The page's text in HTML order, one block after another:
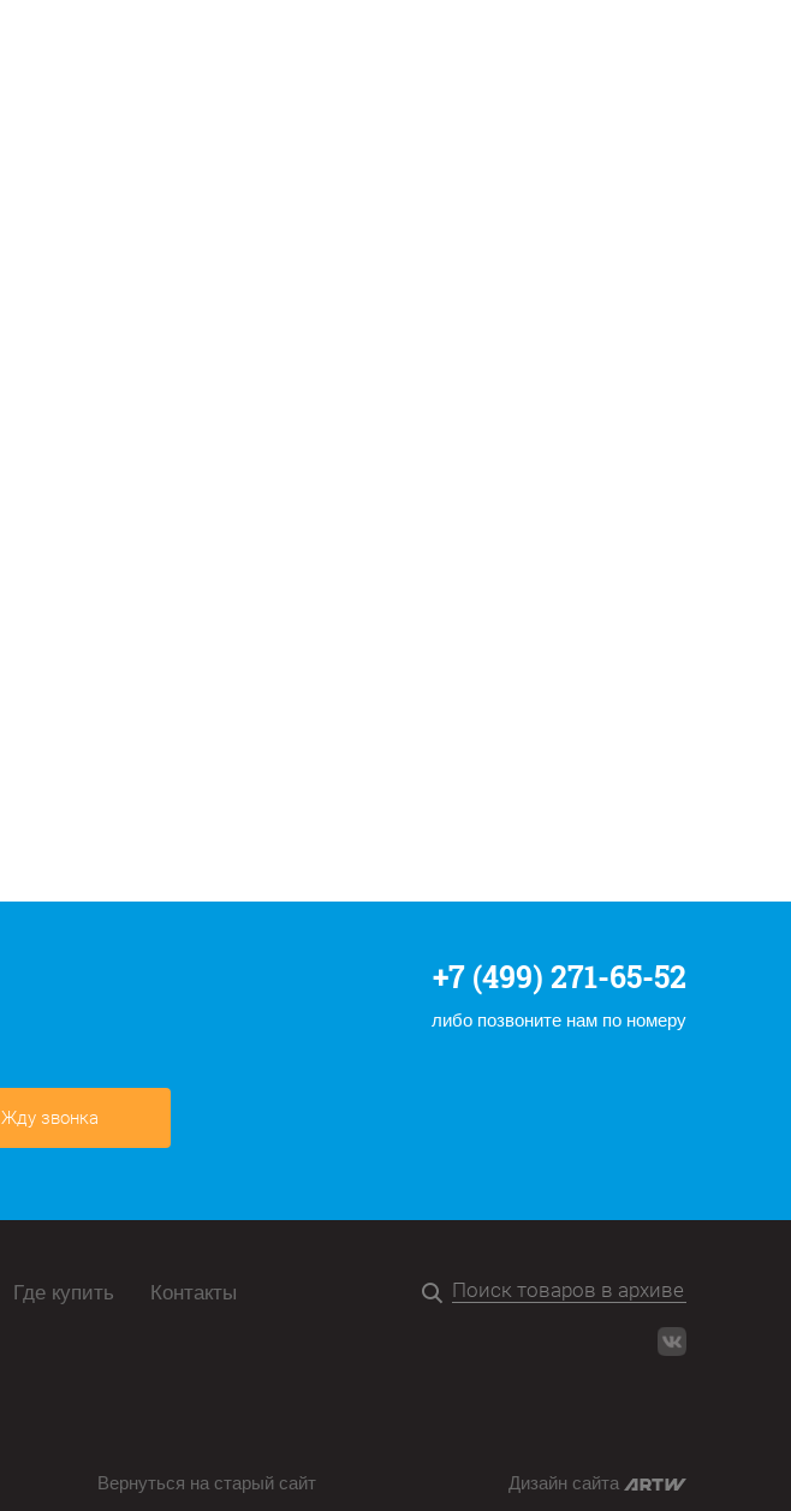
+7 (499) 271-65-52
либо позвоните нам по номеру
Жду звонка
Где купить Контакты
Вернуться на старый сайт Дизайн сайта